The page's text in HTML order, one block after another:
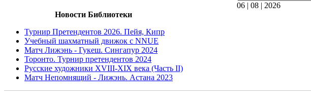
06 | 08 | 2026
Новости Библиотеки
Турнир Претендентов 2026. Пейя, Кипр
Учебный шахматный движок с NNUE
Матч Лижэнь - Гукеш. Сингапур 2024
Торонто. Турнир претендентов 2024
Русские художники XVIII-XIX века (Часть II)
Матч Непомнящий - Лижэнь. Астана 2023